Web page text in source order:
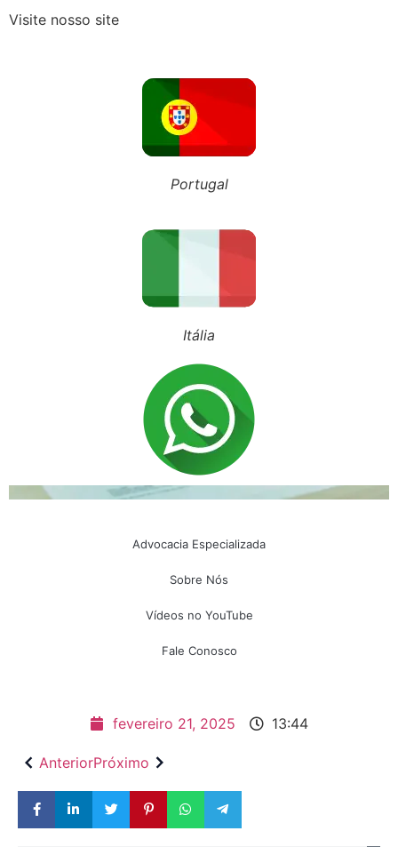
Siga nosso Tiktok
Advocacia Especializada
Sobre Nós
Vídeos no YouTube
Fale Conosco
fevereiro 21, 2025 13:44
AnteriorPróximo
Visite nosso site
Portugal
Itália